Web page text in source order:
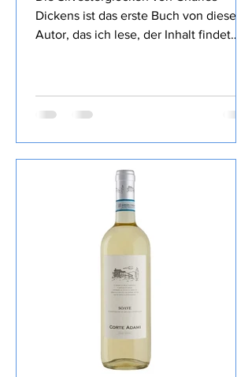
Die Silvesterglocken von Charles
bisher nur die Weihnachtsgeschichte
die mir sehr gut gefallen hat, hier war
doch der Schreibstil sehr verwirrend mit
vielen negativen Protagonisten und
entsprechenden Kommentaren, ab
einem gewissen Punkt habe ich dann
das Buch nur noch überflogen,
wenigstens hat mich das Ratespiel des
Essen, das Meg